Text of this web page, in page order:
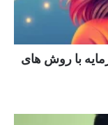
با روش های